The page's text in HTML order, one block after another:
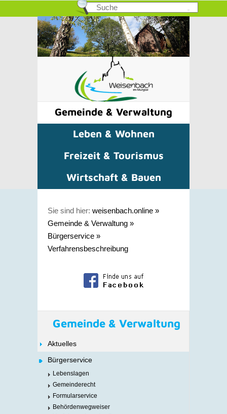
Gemeinde & Verwaltung
Leben & Wohnen
Freizeit & Tourismus
Wirtschaft & Bauen
Sie sind hier: weisenbach.online »
Gemeinde & Verwaltung »
Bürgerservice »
Verfahrensbeschreibung
Gemeinde & Verwaltung
Aktuelles
Bürgerservice
Lebenslagen
Gemeinderecht
Formularservice
Behördenwegweiser